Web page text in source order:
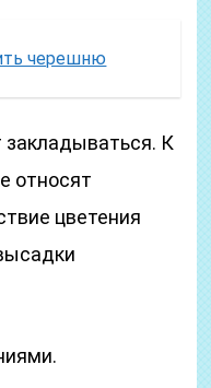
черешню
закладываться. К
относят
цветения